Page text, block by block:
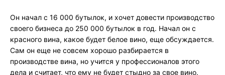
Он начал с 16 000 бутылок, и хочет довести производство
своего бизнеса до 250 000 бутылок в год. Начал он с
красного вина, какое будет белое вино, еще обсуждается.
Сам он еще не совсем хорошо разбирается в
производстве вина, но учится у профессионалов этого
дела и считает, что ему не будет стыдно за свое вино.